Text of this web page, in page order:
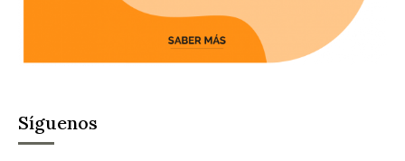
Síguenos